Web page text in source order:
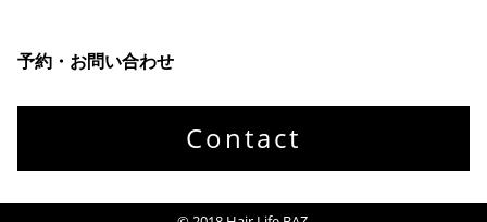
予約・お問い合わせ
Contact